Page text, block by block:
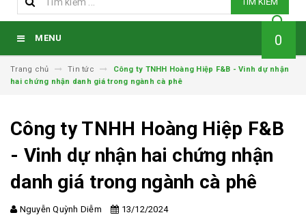
MENU 0
Trang chủ Tin tức
Công ty TNHH Hoàng Hiệp F&B - Vinh dự nhận
hai chứng nhận danh giá trong ngành cà phê
Công ty TNHH Hoàng Hiệp F&B
- Vinh dự nhận hai chứng nhận
danh giá trong ngành cà phê
Nguyễn Quỳnh Diễm 13/12/2024